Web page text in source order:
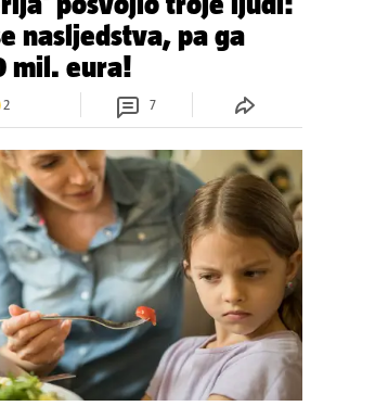
nasljedstva, pa ga
mil. eura!
2 7